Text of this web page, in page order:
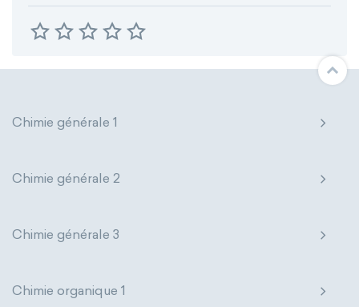
Chimie générale 1
Chimie générale 2
Chimie générale 3
Chimie organique 1